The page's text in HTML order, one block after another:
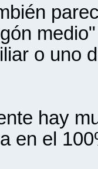
o uno
hay
en el